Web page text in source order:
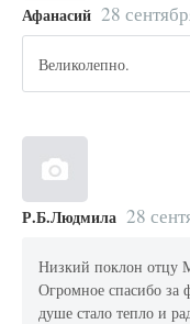
Афанасий 28
Великолепно.
Р.Б.Людмила 28
Низкий поклон отцу
Огромное спасибо за
душе стало тепло и